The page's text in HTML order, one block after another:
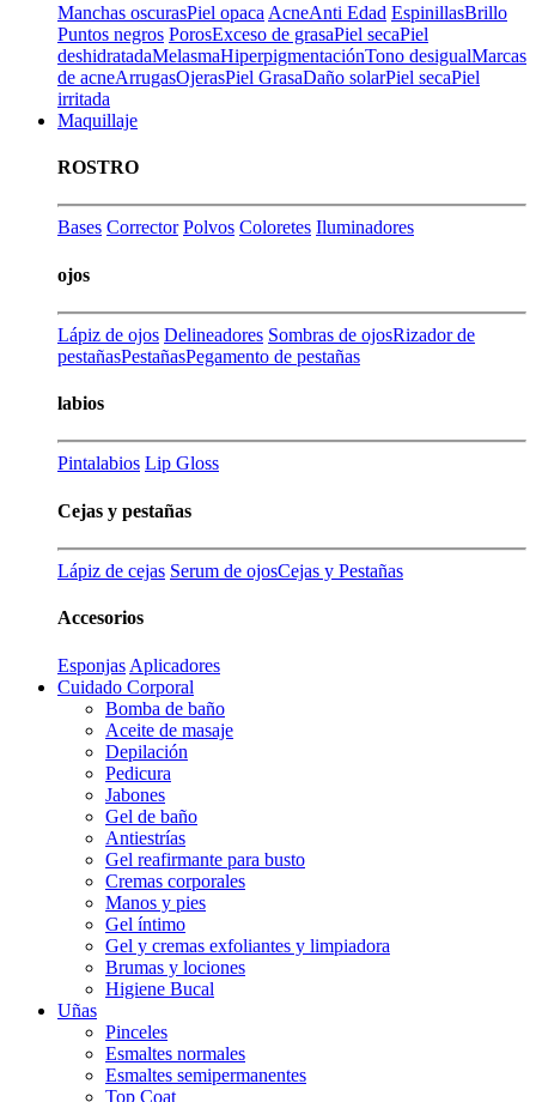
Manchas oscurasPiel opaca AcneAnti Edad EspinillasBrillo
Puntos negros PorosExceso de grasaPiel secaPiel
deshidratadaMelasmaHiperpigmentaciónTono desigualMarcas
de acneArrugasOjerasPiel GrasaDaño solarPiel secaPiel
irritada
Maquillaje
ROSTRO
Bases Corrector Polvos Coloretes Iluminadores
ojos
Lápiz de ojos Delineadores Sombras de ojosRizador de
pestañasPestañasPegamento de pestañas
labios
Pintalabios Lip Gloss
Cejas y pestañas
Lápiz de cejas Serum de ojosCejas y Pestañas
Accesorios
Esponjas Aplicadores
Cuidado Corporal
Bomba de baño
Aceite de masaje
Depilación
Pedicura
Jabones
Gel de baño
Antiestrías
Gel reafirmante para busto
Cremas corporales
Manos y pies
Gel íntimo
Gel y cremas exfoliantes y limpiadora
Brumas y lociones
Higiene Bucal
Uñas
Pinceles
Esmaltes normales
Esmaltes semipermanentes
Top Coat